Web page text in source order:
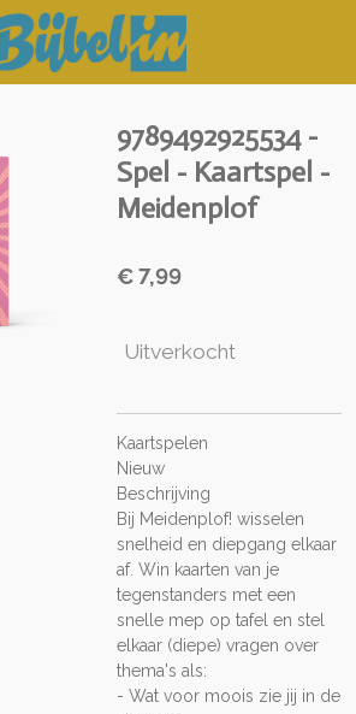
9789492925534 -
Spel - Kaartspel -
Meidenplof
€ 7,99
Uitverkocht
Kaartspelen
Nieuw
Beschrijving
Bij Meidenplof! wisselen
snelheid en diepgang elkaar
af. Win kaarten van je
tegenstanders met een
snelle mep op tafel en stel
elkaar (diepe) vragen over
thema's als:
- Wat voor moois zie jij in de